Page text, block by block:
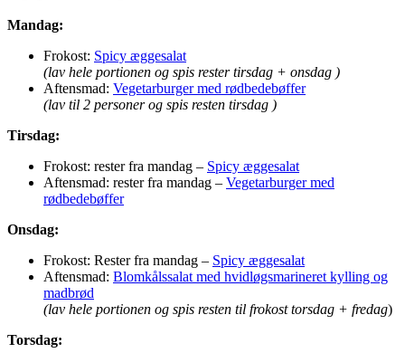
Mandag:
Frokost: Spicy æggesalat
(lav hele portionen og spis rester tirsdag + onsdag )
Aftensmad: Vegetarburger med rødbedebøffer
(lav til 2 personer og spis resten tirsdag )
Tirsdag:
Frokost: rester fra mandag – Spicy æggesalat
Aftensmad: rester fra mandag – Vegetarburger med
rødbedebøffer
Onsdag:
Frokost: Rester fra mandag – Spicy æggesalat
Aftensmad: Blomkålssalat med hvidløgsmarineret kylling og
madbrød
(lav hele portionen og spis resten til frokost torsdag + fredag)
Torsdag: